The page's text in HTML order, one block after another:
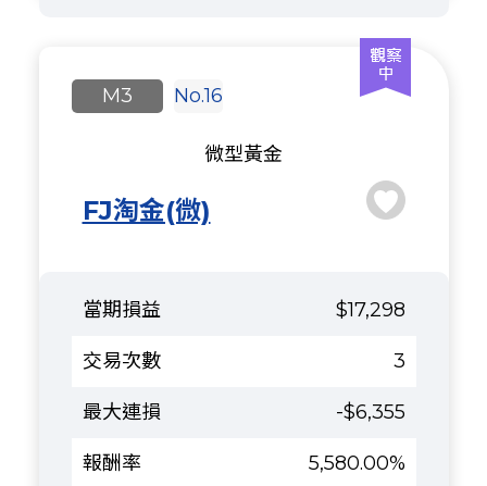
No.16
FJ淘金(微)
微型黃金
M3
$17,298
3
-$6,355
5,580.00%